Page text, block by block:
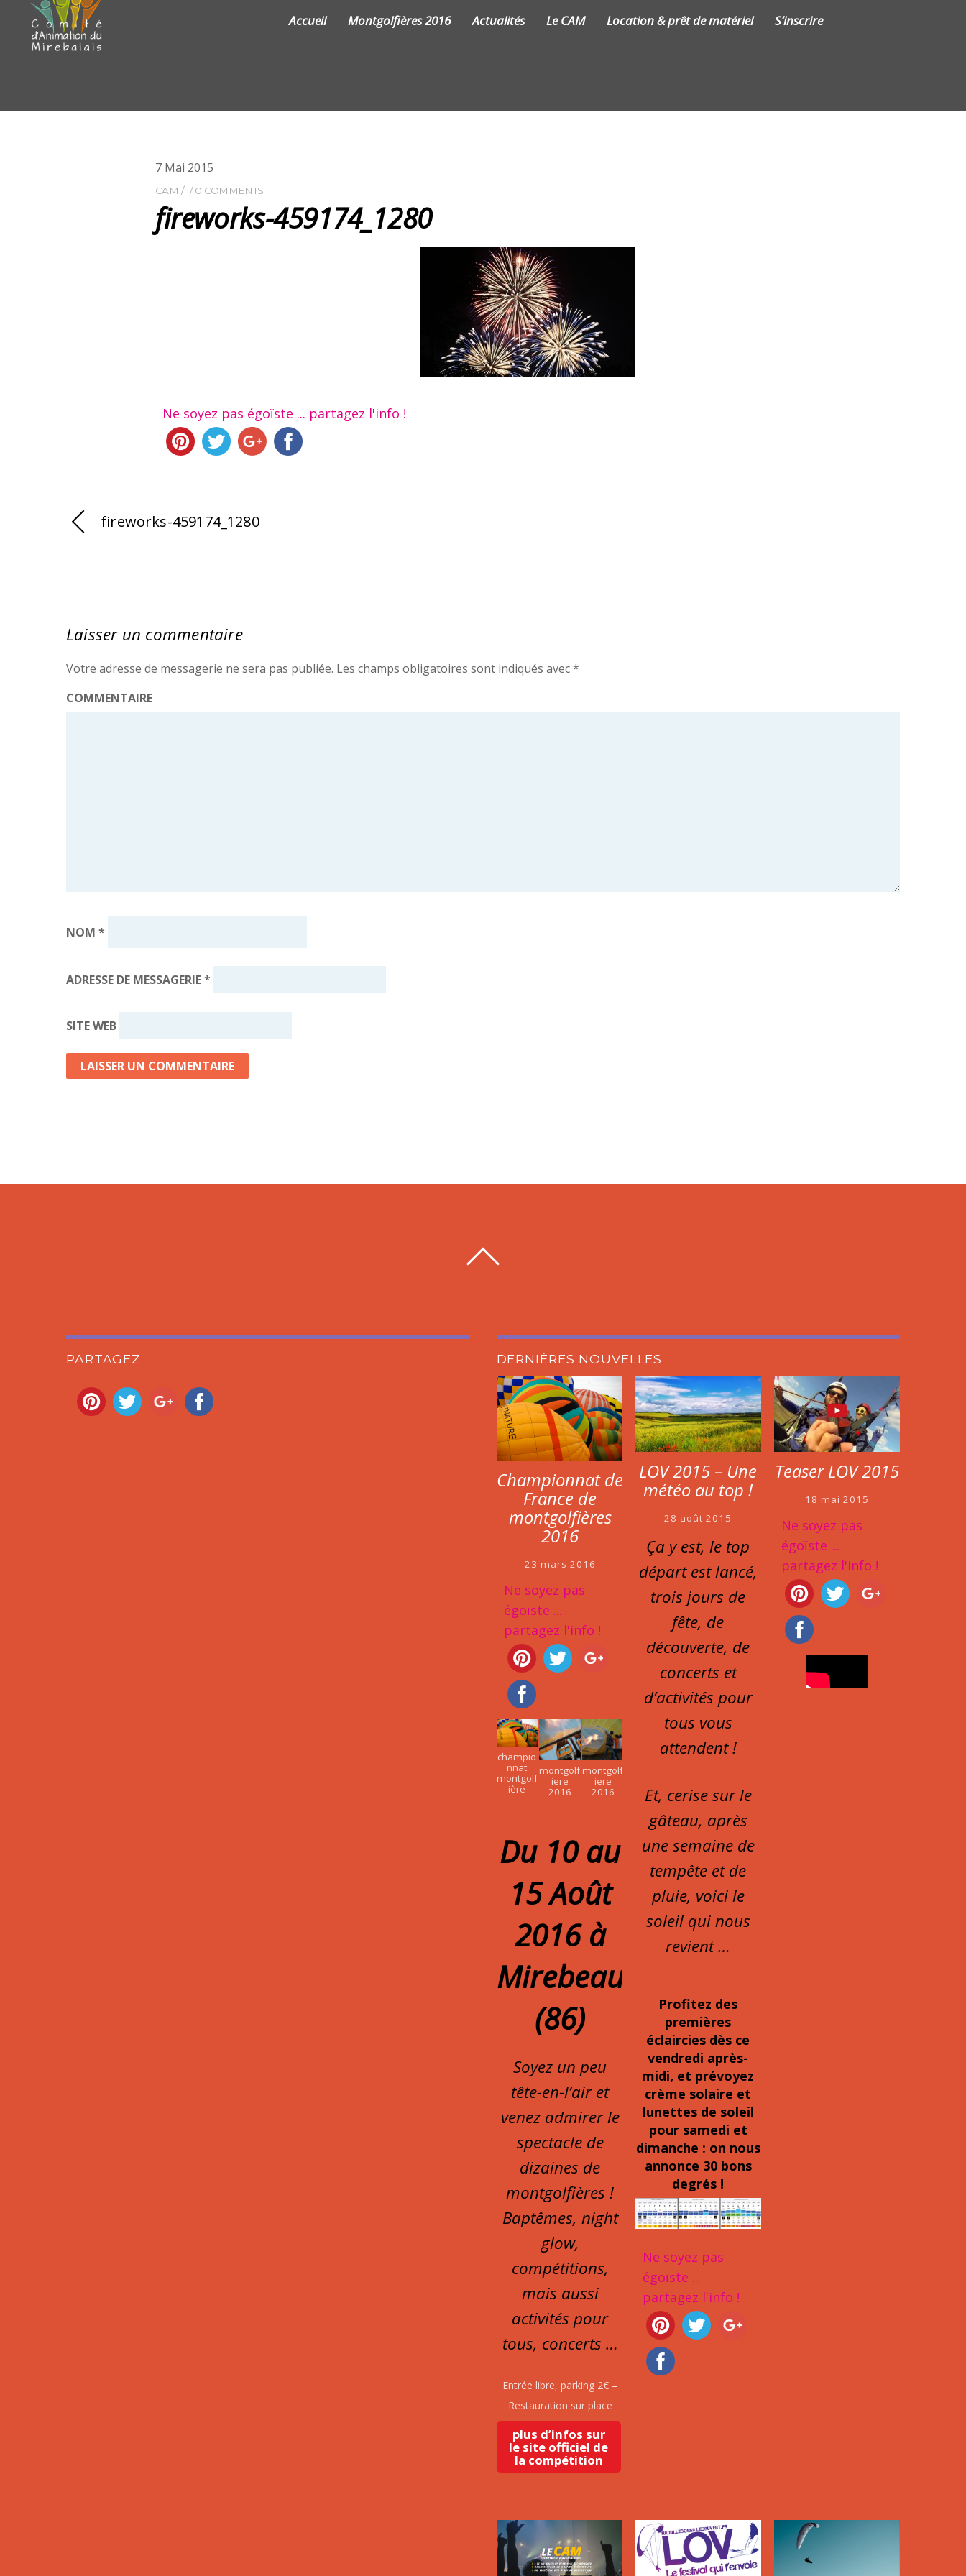
Accueil Montgolfières 2016 Actualités Le CAM Location & prêt de matériel S’inscrire
7 Mai 2015
CAM 0 COMMENTS
fireworks-459174_1280
Ne soyez pas égoïste ... partagez l'info !
fireworks-459174_1280
Laisser un commentaire
Votre adresse de messagerie ne sera pas publiée. Les champs obligatoires sont indiqués avec*
COMMENTAIRE
NOM *
ADRESSE DE MESSAGERIE*
SITE WEB
PARTAGEZ DERNIÈRES NOUVELLES
Championnat de
France de
montgolfières
2016
23 mars 2016
Ne soyez pas
égoïste ...
partagez l'info !
champio
nnat
montgolf
ière
montgolf
iere
2016
montgolf
iere
2016
Du 10 au
15 Août
2016 à
Mirebeau
(86)
Soyez un peu
tête-en-l’air et
venez admirer le
spectacle de
dizaines de
montgolfières !
Baptêmes, night
glow,
compétitions,
mais aussi
activités pour
tous, concerts …
Entrée libre, parking 2€ –
Restauration sur place
plus d’infos sur
le site officiel de
la compétition
LOV 2015 – Une
météo au top !
28 août 2015
Ça y est, le top
départ est lancé,
trois jours de
fête, de
découverte, de
concerts et
d’activités pour
tous vous
attendent !
Et, cerise sur le
gâteau, après
une semaine de
tempête et de
pluie, voici le
soleil qui nous
revient …
Profitez des
premières
éclaircies dès ce
vendredi après-
midi, et prévoyez
crème solaire et
lunettes de soleil
pour samedi et
dimanche : on nous
annonce 30 bons
degrés !
Ne soyez pas
égoïste ...
partagez l'info !
Teaser LOV 2015
18 mai 2015
Ne soyez pas
égoïste ...
partagez l'info !